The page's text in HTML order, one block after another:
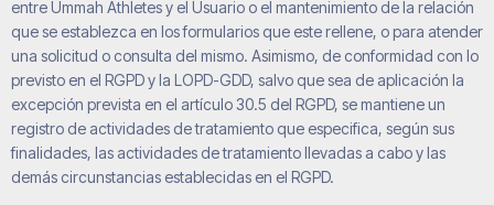
entreUmmah Athletesy el Usuario o el mantenimiento de la relación
que se establezca en los formularios que este rellene, o para atender
una solicitud o consulta del mismo. Asimismo, de conformidad con lo
previsto en el RGPD y la LOPD-GDD, salvo que sea de aplicación la
excepción prevista en el artículo 30.5 del RGPD, se mantiene un
registro de actividades de tratamiento que especifica, según sus
finalidades, las actividades de tratamiento llevadas a cabo y las
demás circunstancias establecidas en el RGPD.